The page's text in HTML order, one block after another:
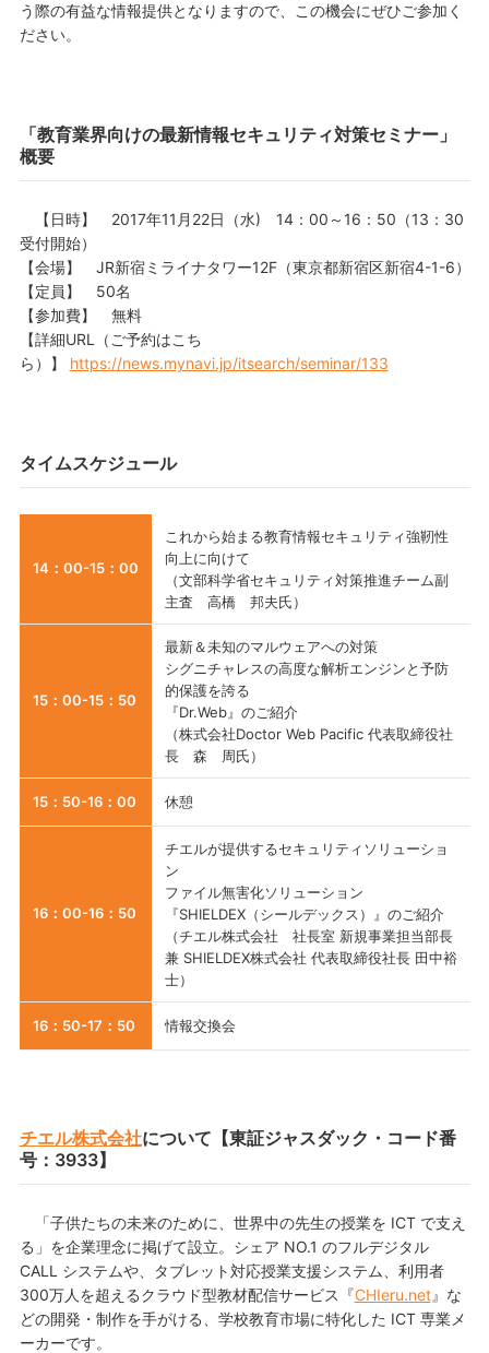
う際の有益な情報提供となりますので、この機会にぜひご参加く
ださい。
「教育業界向けの最新情報セキュリティ対策セミナー」
概要
【日時】 2017年11月22日（水) 14：00～16：50（13：30
受付開始）
【会場】 JR新宿ミライナタワー12F（東京都新宿区新宿4-1-6）
【定員】 50名
【参加費】 無料
【詳細URL（ご予約はこち
ら）】 https://news.mynavi.jp/itsearch/seminar/133
タイムスケジュール
14：00-15：00
これから始まる教育情報セキュリティ強靭性
向上に向けて
（文部科学省セキュリティ対策推進チーム副
主査 高橋 邦夫氏）
15：00-15：50
最新＆未知のマルウェアへの対策
シグニチャレスの高度な解析エンジンと予防
的保護を誇る
『Dr.Web』のご紹介
（株式会社Doctor Web Pacific 代表取締役社
長 森 周氏）
15：50-16：00 休憩
16：00-16：50
チエルが提供するセキュリティソリューショ
ン
ファイル無害化ソリューション
『SHIELDEX（シールデックス）』のご紹介
（チエル株式会社 社長室 新規事業担当部長
兼 SHIELDEX株式会社 代表取締役社長 田中裕
士）
16：50-17：50 情報交換会
チエル株式会社について【東証ジャスダック・コード番
号：3933】
「子供たちの未来のために、世界中の先生の授業を ICT で支え
る」を企業理念に掲げて設立。シェア NO.1 のフルデジタル
CALL システムや、タブレット対応授業支援システム、利用者
300万人を超えるクラウド型教材配信サービス『CHIeru.net』な
どの開発・制作を手がける、学校教育市場に特化した ICT 専業メ
ーカーです。